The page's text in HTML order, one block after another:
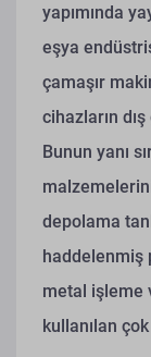
yapımında
eşya
çamaşır
cihazların
Bunun yanı
depolama
haddelenmiş
metal işleme
kullanılan